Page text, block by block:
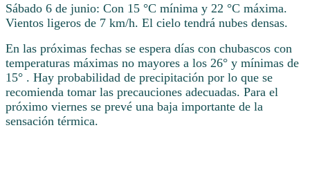
Sábado 6 de junio: Con 15 °C mínima y 22 °C máxima.
Vientos ligeros de 7 km/h. El cielo tendrá nubes densas.
En las próximas fechas se espera días con chubascos con
temperaturas máximas no mayores a los 26° y mínimas de
15° . Hay probabilidad de precipitación por lo que se
recomienda tomar las precauciones adecuadas. Para el
próximo viernes se prevé una baja importante de la
sensación térmica.